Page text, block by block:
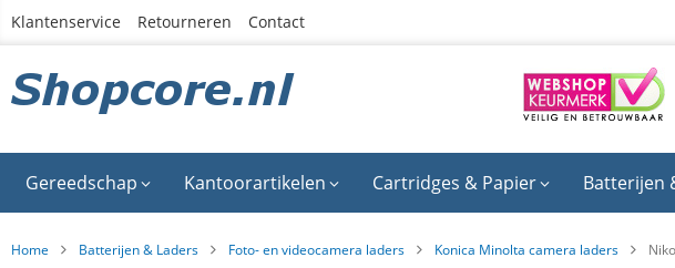
Ga
inhoud
Klantenservice Retourneren Contact
Gereedschap Kantoorartikelen Cartridges & Papier Batterijen
Home Batterijen & Laders Foto- en videocamera laders Konica Minolta camera laders